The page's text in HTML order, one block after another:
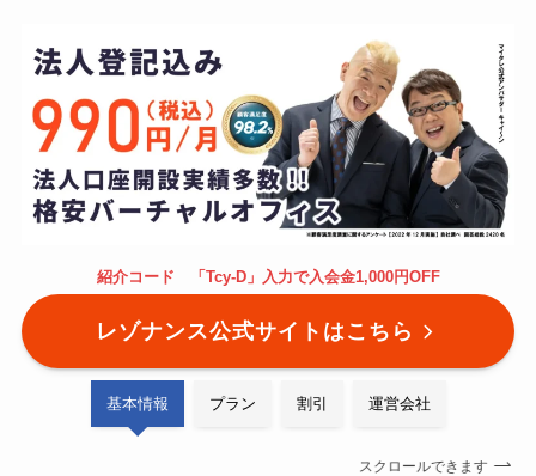
紹介コード 「Tcy-D」入力で入会金1,000円OFF
レゾナンス公式サイトはこちら
基本情報 プラン 割引 運営会社
スクロールできます